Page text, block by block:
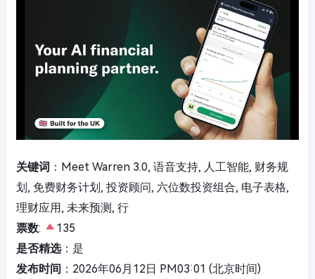
关键词 ：Meet Warren 3.0, 语音支持, 人工智能, 财务规
划, 免费财务计划, 投资顾问, 六位数投资组合, 电子表格,
理财应用, 未来预测, 行
票数:
135
是否精选：是
发布时间 ：2026年06月12日 PM03:01 (北京时间)